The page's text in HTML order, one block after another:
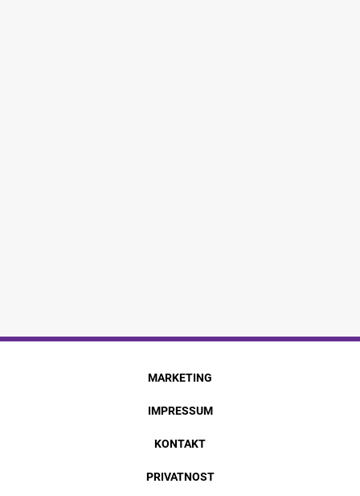
MARKETING
IMPRESSUM
KONTAKT
PRIVATNOST